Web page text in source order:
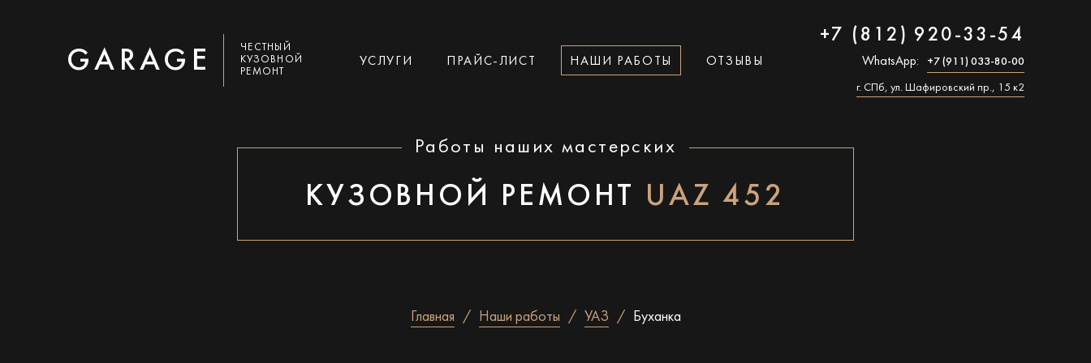
GARAGE
ЧЕСТНЫЙ
КУЗОВНОЙ
РЕМОНТ
УСЛУГИ ПРАЙС-ЛИСТ НАШИ РАБОТЫ ОТЗЫВЫ
+7 (812) 920-33-54
WhatsApp: +7 (911) 033-80-00
г. СПб, ул. Шафировский пр., 15 к2
Работы наших мастерских
КУЗОВНОЙ РЕМОНТ UAZ 452
Главная Наши работы УАЗ Буханка